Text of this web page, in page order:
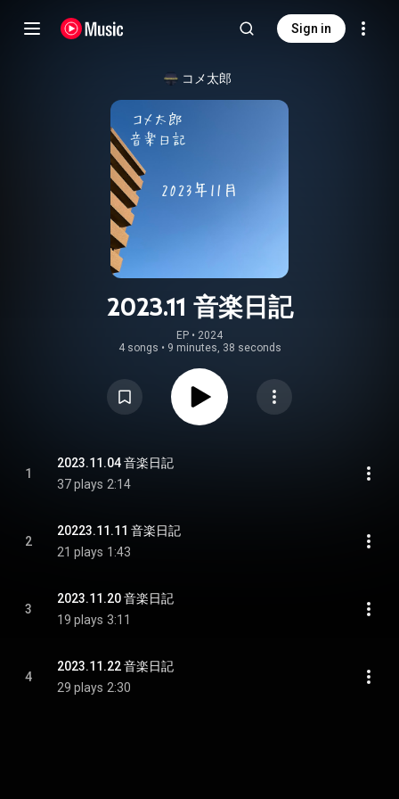
Sign in
コメ太郎
2023.11 音楽日記
EP • 2024
4 songs • 9 minutes, 38 seconds
1
2023.11.04 音楽日記
37 plays 2:14
2
20223.11.11 音楽日記
21 plays 1:43
3
2023.11.20 音楽日記
19 plays 3:11
4
2023.11.22 音楽日記
29 plays 2:30